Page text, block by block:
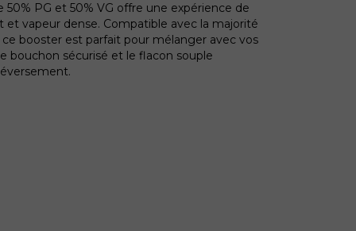
PG et 50% VG offre une expérience de
vapeur dense. Compatible avec la majorité
booster est parfait pour mélanger avec vos
bouchon sécurisé et le flacon souple